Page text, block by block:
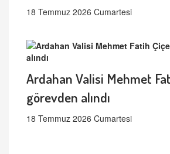
18 Temmuz 2026 Cumartesi
Ardahan Valisi Mehmet
görevden alındı
18 Temmuz 2026 Cumartesi